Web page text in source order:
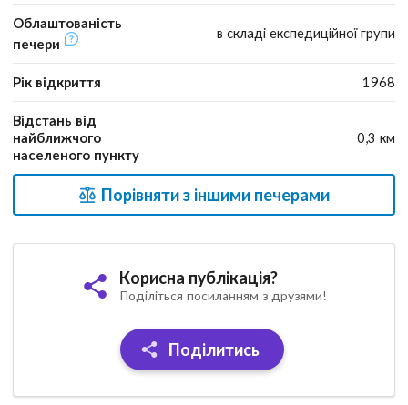
Облаштованість
печери
в складі експедиційної групи
Рік відкриття 1968
Відстань від
найближчого
населеного пункту
0,3 км
Порівняти з іншими печерами
Корисна публікація?
Поділіться посиланням з друзями!
Поділитись